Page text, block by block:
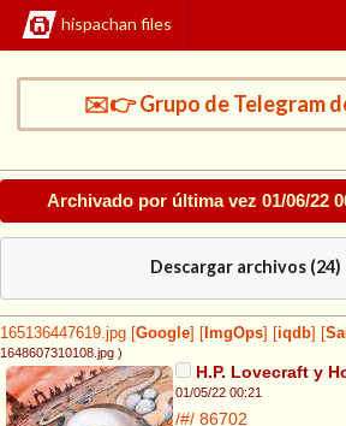
hispachan files
✉️👉 Grupo de Telegram
Archivado por última vez 01/06/22
Descargar archivos (24)
165136447619.jpg Google ImgOps iqdb
1648607310108.jpg )
H.P. Lovecraft y
01/05/22 00:21
/#/ 86702